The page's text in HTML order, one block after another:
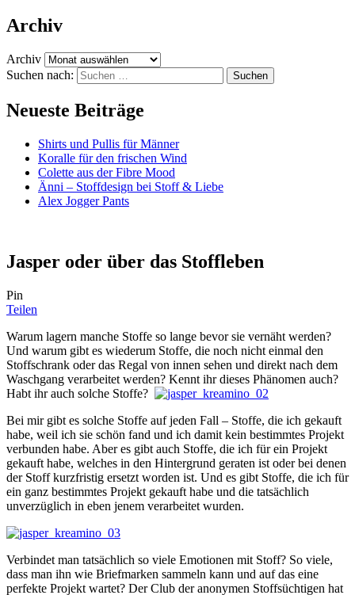
Archiv
Archiv
Suchen nach:
Neueste Beiträge
Shirts und Pullis für Männer
Koralle für den frischen Wind
Colette aus der Fibre Mood
Änni – Stoffdesign bei Stoff & Liebe
Alex Jogger Pants
Jasper oder über das Stoffleben
Pin
Teilen
Warum lagern manche Stoffe so lange bevor sie vernäht werden?
Und warum gibt es wiederum Stoffe, die noch nicht einmal den
Stoffschrank oder das Regal von innen sehen und direkt nach dem
Waschgang verarbeitet werden? Kennt ihr dieses Phänomen auch?
Habt ihr auch solche Stoffe?
Bei mir gibt es solche Stoffe auf jeden Fall – Stoffe, die ich gekauft
habe, weil ich sie schön fand und ich damit kein bestimmtes Projekt
verbunden habe. Aber es gibt auch Stoffe, die ich für ein Projekt
gekauft habe, welches in den Hintergrund geraten ist oder bei denen
der Stoff kurzfristig ersetzt worden ist. Und es gibt Stoffe, die ich für
ein ganz bestimmtes Projekt gekauft habe und die tatsächlich
unverzüglich in eben jenem verarbeitet wurden.
Verbindet man tatsächlich so viele Emotionen mit Stoff? So viele,
dass man ihn wie Briefmarken sammeln kann und auf das eine
perfekte Projekt wartet? Der Club der anonymen Stoffsüchtigen hat